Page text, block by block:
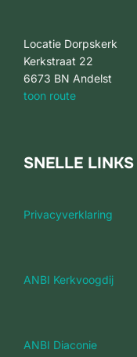
Locatie Dorpskerk
Kerkstraat 22
6673 BN Andelst
toon route
SNELLE LINKS
Privacyverklaring
ANBI Kerkvoogdij
ANBI Diaconie